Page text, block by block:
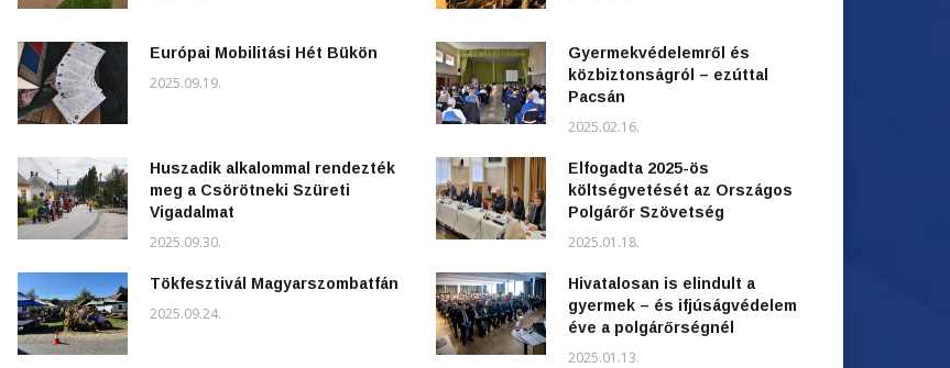
Európai Mobilitási Hét Bükön
2025.09.19.
Huszadik alkalommal rendezték
meg a Csörötneki Szüreti
Vigadalmat
2025.09.30.
Tökfesztivál Magyarszombatfán
2025.09.24.
Gyermekvédelemről és
közbiztonságról – ezúttal
Pacsán
2025.02.16.
Elfogadta 2025-ös
költségvetését az Országos
Polgárőr Szövetség
2025.01.18.
Hivatalosan is elindult a
gyermek – és ifjúságvédelem
éve a polgárőrségnél
2025.01.13.